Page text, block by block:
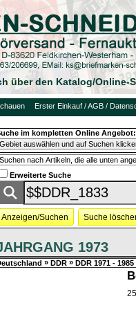
über den Katalog/Online-
Erster Einkauf / AGB /
im kompletten Online Angebot:
Erweiterte Suche
Anzeigen/Suchen Suche
1973
» DDR » DDR 1971 - 1985